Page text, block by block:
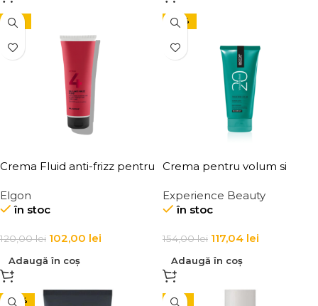
-15%
Crema Fluid anti-frizz pentru
Frizz Fluid
Elgon
în stoc
120,00lei 102,00 lei
Adaugă în coș
-24%
Crema pentru volum si
Elgon 20 Volumizing
Thickening Cream
Experience Beauty
în stoc
154,00lei 117,04 lei
Adaugă în coș
-30% -15%